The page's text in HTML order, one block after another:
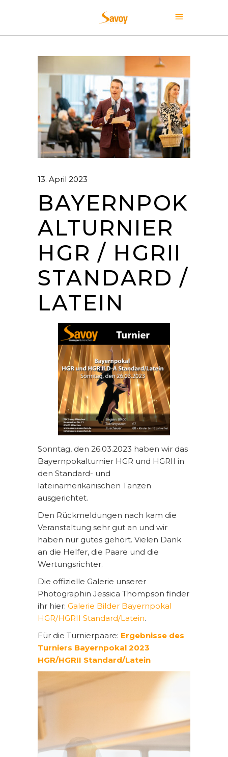
13. April 2023
BAYERNPOK
ALTURNIER
HGR / HGRII
STANDARD /
LATEIN
Sonntag, den 26.03.2023 haben wir das
Bayernpokalturnier HGR und HGRII in
den Standard- und
lateinamerikanischen Tänzen
ausgerichtet.
Den Rückmeldungen nach kam die
Veranstaltung sehr gut an und wir
haben nur gutes gehört. Vielen Dank
an die Helfer, die Paare und die
Wertungsrichter.
Die offizielle Galerie unserer
Photographin Jessica Thompson finder
ihr hier: Galerie Bilder Bayernpokal
HGR/HGRII Standard/Latein.
Für die Turnierpaare: Ergebnisse des
Turniers Bayernpokal 2023
HGR/HGRII Standard/Latein